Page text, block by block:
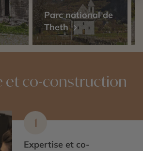
Parc national de
Theth
et co-construction
1
Expertise et co-